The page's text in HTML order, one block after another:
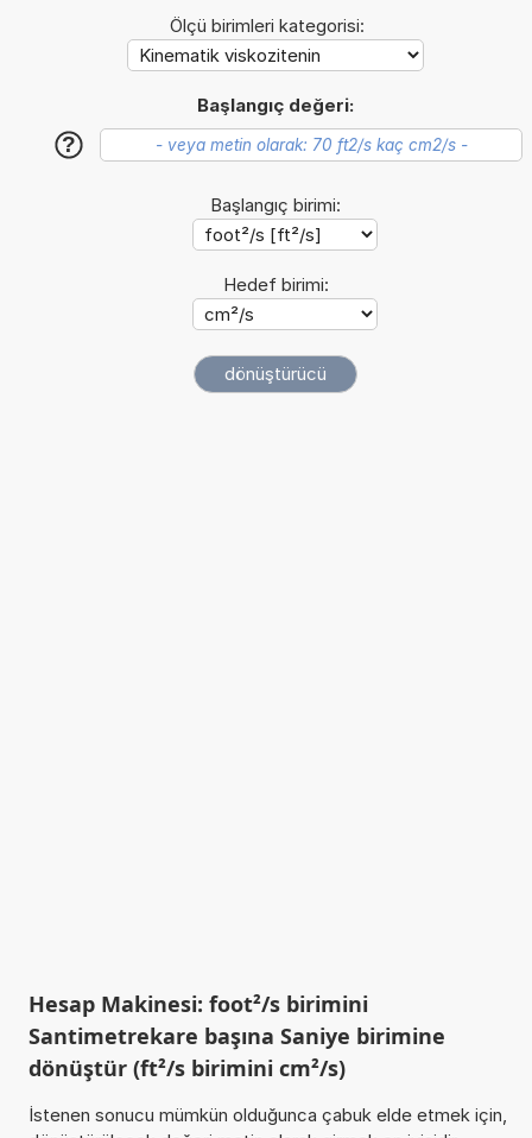
Ölçü birimleri kategorisi:
Başlangıç değeri:
?
Başlangıç birimi:
Hedef birimi:
Hesap Makinesi: foot²/s birimini
Santimetrekare başına Saniye birimine
dönüştür (ft²/s birimini cm²/s)
İstenen sonucu mümkün olduğunca çabuk elde etmek için,